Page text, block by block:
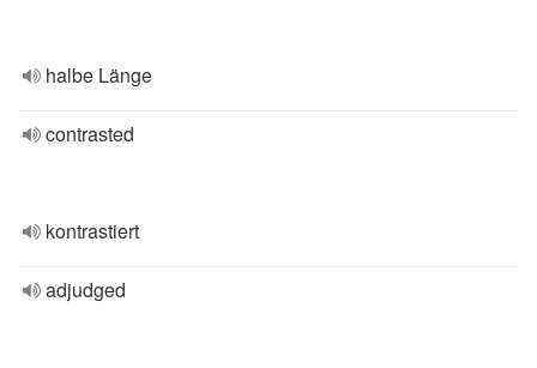
halbe Länge
contrasted
kontrastiert
adjudged